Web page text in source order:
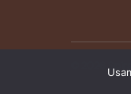
© 2026